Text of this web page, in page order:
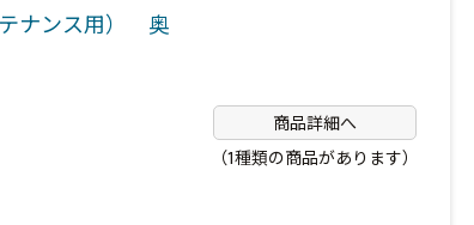
ナンス用） 奥
商品詳細へ
（1種類の商品があります）